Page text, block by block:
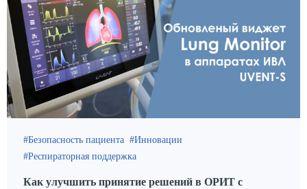
Безопасность пациента
Инновации
Респираторная поддержка
Как улучшить принятие решений в ОРИТ с